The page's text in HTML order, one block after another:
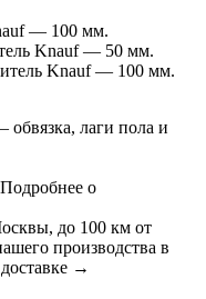
— 100 мм.
Knauf — 50 мм.
Knauf — 100 мм.
лаги пола и
о
до 100 км от
производства в
→